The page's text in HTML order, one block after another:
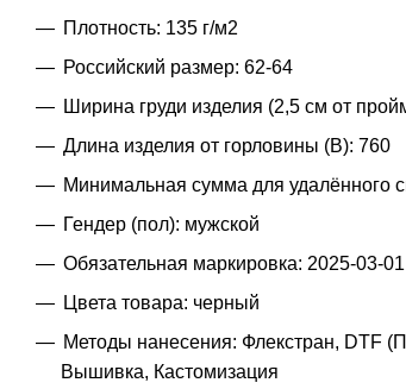
Плотность: 135 г/м2
Российский размер: 62-64
Ширина груди изделия (2,5 см от
Длина изделия от горловины (B): 760
Минимальная сумма для удалённого
Гендер (пол): мужской
Обязательная маркировка: 2025-03-01
Цвета товара: черный
Методы нанесения: Флекстран, DTF
Вышивка, Кастомизация